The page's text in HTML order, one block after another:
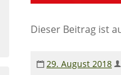
Dieser Beitrag ist
29. August 2018